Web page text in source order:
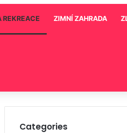
REKREACE ZIMNÍ ZAHRADA
Categories